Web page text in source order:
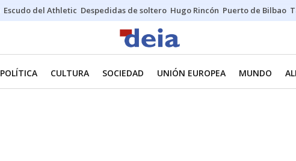
Escudo del Athletic Despedidas de soltero Hugo Rincón Puerto de Bilbao
POLÍTICA CULTURA SOCIEDAD UNIÓN EUROPEA MUNDO